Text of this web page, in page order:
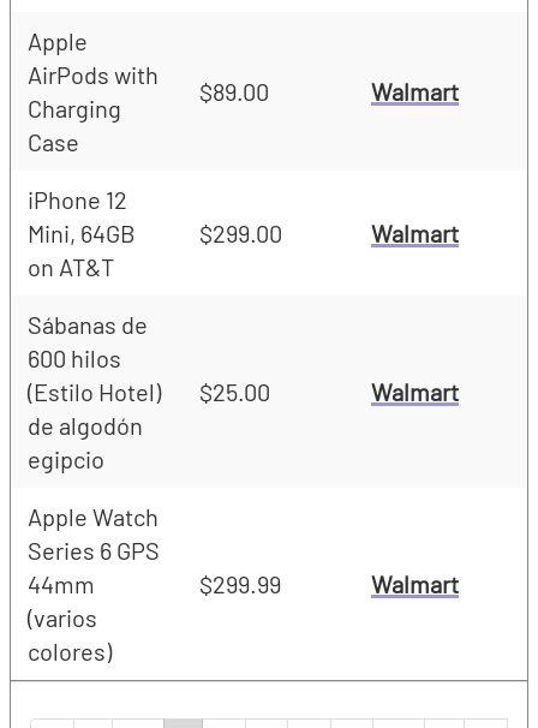
Apple
AirPods with
Charging
Case
$89.00 Walmart
iPhone 12
Mini, 64GB
on AT&T
$299.00 Walmart
Sábanas de
600 hilos
(Estilo Hotel)
de algodón
egipcio
$25.00 Walmart
Apple Watch
Series 6 GPS
44mm
(varios
colores)
$299.99 Walmart